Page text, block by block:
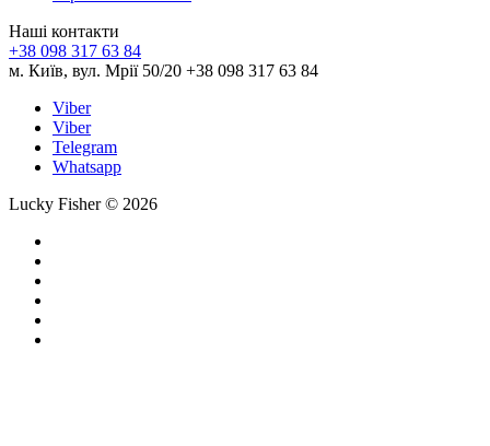
Наші контакти
+38 098 317 63 84
м. Київ, вул. Мрії 50/20 +38 098 317 63 84
Viber
Viber
Telegram
Whatsapp
Lucky Fisher © 2026